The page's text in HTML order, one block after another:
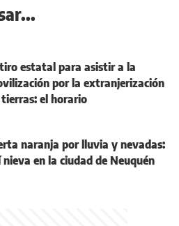
estatal para asistir a la
por la extranjerización
el horario
naranja por lluvia y nevadas:
nieva en la ciudad de Neuquén